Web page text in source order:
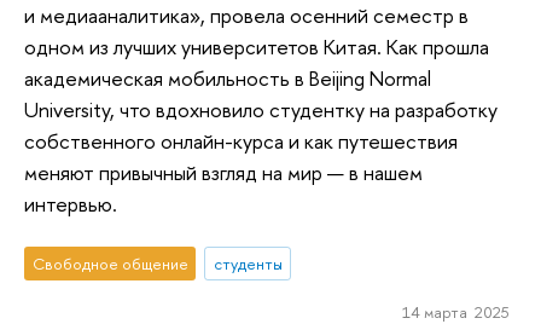
и медиааналитика», провела осенний семестр в
одном из лучших университетов Китая. Как прошла
академическая мобильность в Beijing Normal
University, что вдохновило студентку на разработку
собственного онлайн-курса и как путешествия
меняют привычный взгляд на мир — в нашем
интервью.
Свободное общение студенты
14 марта 2025